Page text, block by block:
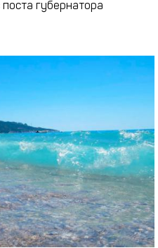
губернатора